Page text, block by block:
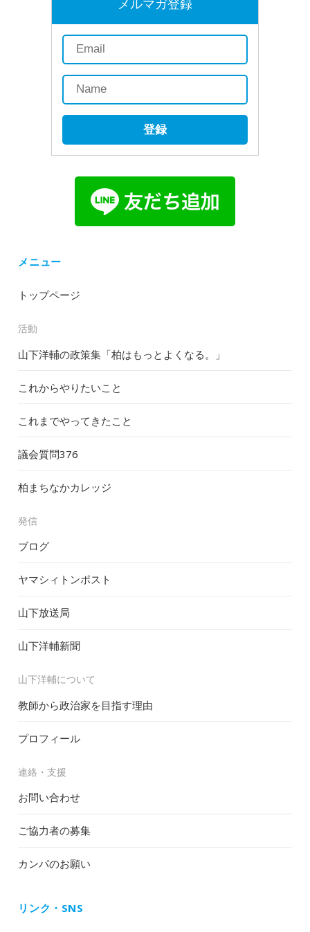
メルマガ登録
登録
メニュー
トップページ
活動
山下洋輔の政策集「柏はもっとよくなる。」
これからやりたいこと
これまでやってきたこと
議会質問376
柏まちなかカレッジ
発信
ブログ
ヤマシィトンポスト
山下放送局
山下洋輔新聞
山下洋輔について
教師から政治家を目指す理由
プロフィール
連絡・支援
お問い合わせ
ご協力者の募集
カンパのお願い
リンク・SNS